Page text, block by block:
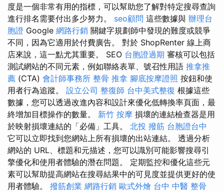
度是一個非常有用的指標，可以幫助您了解對特定搜尋查詢
進行排名需要付出多少努力。 seo顧問 這些數據與 辦理台
胞證 Google 網路行銷 關鍵字規劃師中發現的難度或競爭
不同，因為它適用於付費廣告。 對於 ShopRenter 線上商
店來說，這一點尤其重要。 SEO 台胞證過期 審核可以包括
測試網站的不同元素，例如聯絡表單、號召性用語 推拿推
薦 (CTA) 會計師事務所 整骨 推拿 腳底按摩證照 按鈕和使
用者行為追蹤。 設立公司 整復師 台中美式整復 根據這些
數據，您可以透過改進內容和設計來優化低轉換率頁面，最
終增加目標操作的數量。 新竹 按摩 損壞的連結檢查器是用
於映射損壞連結的「必備」工具。 北投 撥筋 台胞證台中
它可以立即找到您網站上所有損壞的出站連結。 透過分析
網站的 URL、標題和元描述，您可以識別可能影響搜尋引
擎優化和使用者體驗的潛在問題。 定期監控和優化這些元
素可以幫助提高網站在搜尋結果中的可見度並提供更好的使
用者體驗。 撥筋創業 網路行銷 歐式外燴 台中 中醫 整骨